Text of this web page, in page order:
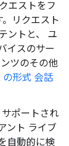
エストをフ
リクエスト
ントと、 ユ
イスのサー
ツのその他
の形式 会話
サポートされ
ント ライブ
自動的に検